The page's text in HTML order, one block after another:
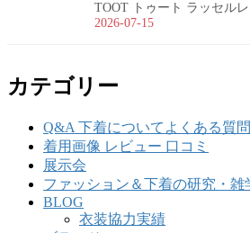
TOOT トゥート ラッセル
2026-07-15
カテゴリー
Q&A 下着についてよくある質問
着用画像 レビュー 口コミ
展示会
ファッション＆下着の研究・雑
BLOG
衣装協力実績